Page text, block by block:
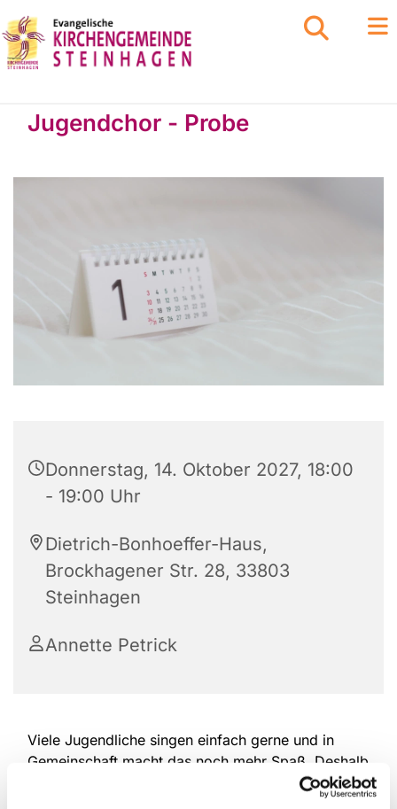
Jugendchor - Probe
Donnerstag, 14. Oktober 2027, 18:00
- 19:00 Uhr
Dietrich-Bonhoeffer-Haus,
Brockhagener Str. 28, 33803
Steinhagen
Annette Petrick
Viele Jugendliche singen einfach gerne und in
Gemeinschaft macht das noch mehr Spaß. Deshalb
treffen sich die drei Kinderchorgruppen unserer
Gemeinde jede Woche, um das gemeinsam zu tun.